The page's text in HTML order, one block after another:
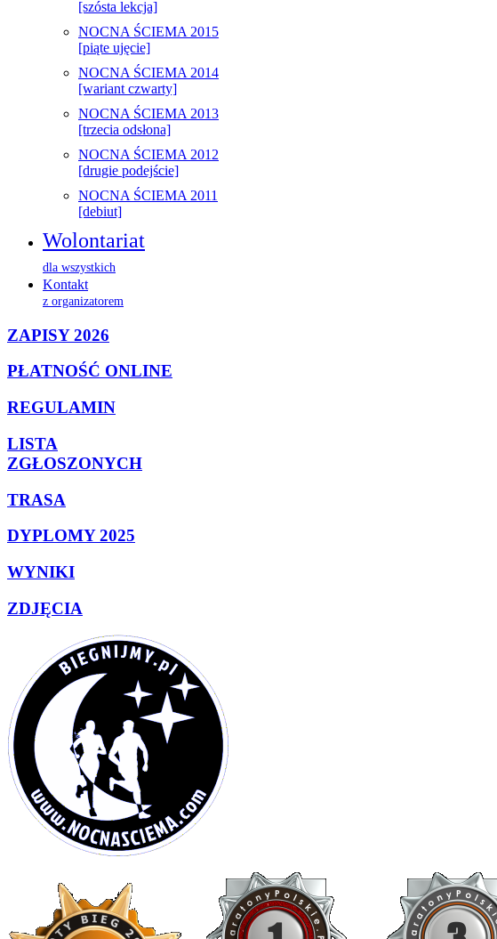
[szósta lekcja]
NOCNA ŚCIEMA 2015
[piąte ujęcie]
NOCNA ŚCIEMA 2014
[wariant czwarty]
NOCNA ŚCIEMA 2013
[trzecia odsłona]
NOCNA ŚCIEMA 2012
[drugie podejście]
NOCNA ŚCIEMA 2011
[debiut]
Wolontariat
dla wszystkich
Kontakt
z organizatorem
ZAPISY 2026
PŁATNOŚĆ ONLINE
REGULAMIN
LISTA
ZGŁOSZONYCH
TRASA
DYPLOMY 2025
WYNIKI
ZDJĘCIA